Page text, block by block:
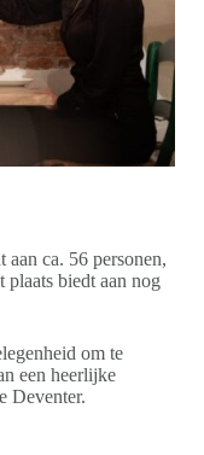
aan ca. 56 personen,
plaats biedt aan nog
om te
een heerlijke
Deventer.